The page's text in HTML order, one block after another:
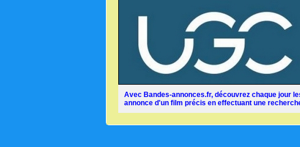
Avec Bandes-annonces.fr, découvrez chaque jour
annonce d'un film précis en effectuant une